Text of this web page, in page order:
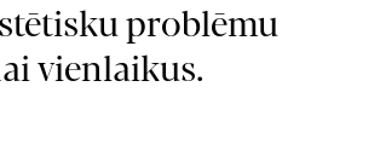
problēmu
vienlaikus.